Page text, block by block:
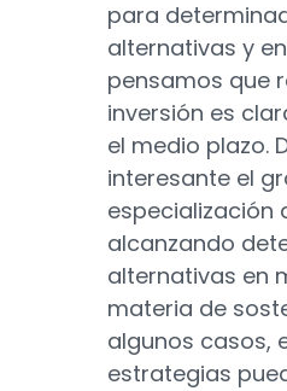
para
alternativas y
pensamos que
inversión es
el medio plazo.
interesante el
especialización
alcanzando
alternativas en
materia de
algunos casos,
estrategias